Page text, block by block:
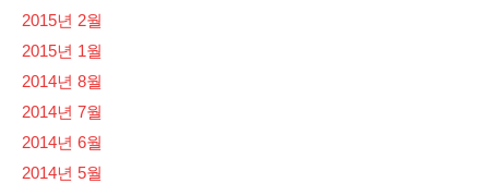
2015년 2월
2015년 1월
2014년 8월
2014년 7월
2014년 6월
2014년 5월